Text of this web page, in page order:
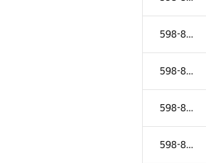
598-854
598-854
598-854
598-854